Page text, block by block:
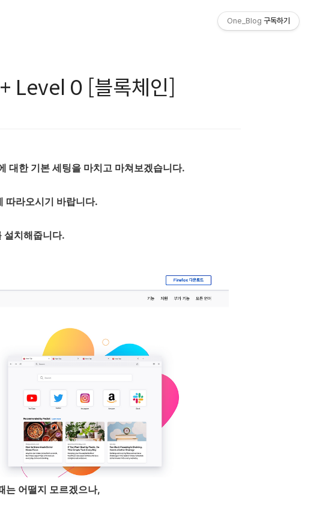
Level 0 [블록체인]
한 기본 세팅을 마치고 마쳐보겠습니다.
따라오시기 바랍니다.
설치해줍니다.
는 어떨지 모르겠으나,
One_Blog 구독하기